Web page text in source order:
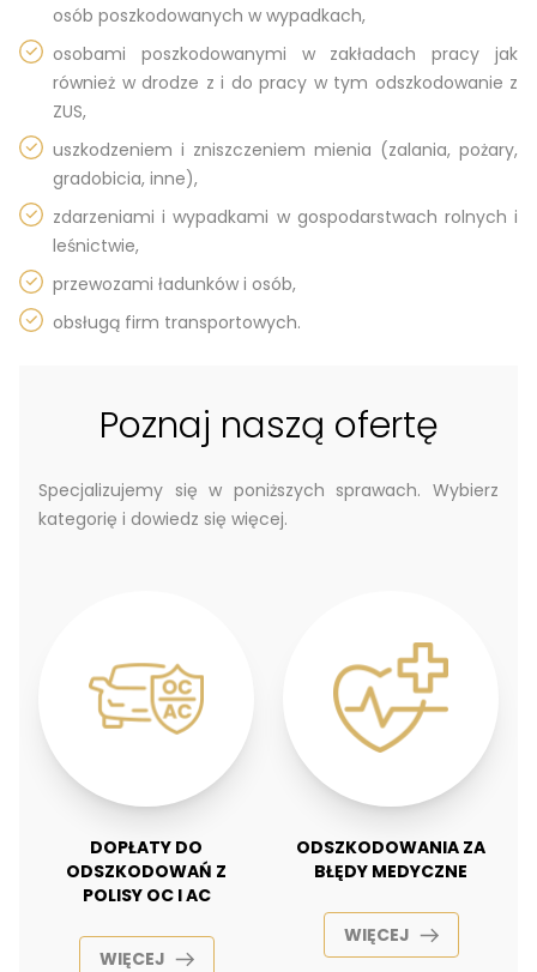
osób poszkodowanych w wypadkach,
osobami poszkodowanymi w zakładach pracy jak
również w drodze z i do pracy w tym odszkodowanie z
ZUS,
uszkodzeniem i zniszczeniem mienia (zalania, pożary,
gradobicia, inne),
zdarzeniami i wypadkami w gospodarstwach rolnych i
leśnictwie,
przewozami ładunków i osób,
obsługą firm transportowych.
Poznaj naszą ofertę
Specjalizujemy się w poniższych sprawach. Wybierz
kategorię i dowiedz się więcej.
DOPŁATY DO
ODSZKODOWAŃ Z
POLISY OC I AC
WIĘCEJ
ODSZKODOWANIA ZA
BŁĘDY MEDYCZNE
WIĘCEJ